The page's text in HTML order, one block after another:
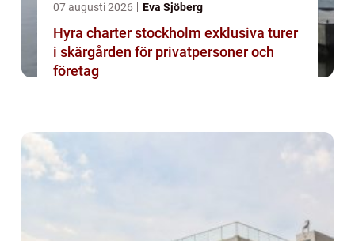
07 augusti 2026 Eva Sjöberg
Hyra charter stockholm exklusiva turer
i skärgården för privatpersoner och
företag